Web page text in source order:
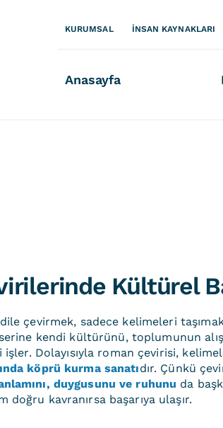
KURUMSAL İNSAN KAYNAKLARI
Anasayfa
Kültürel
çevirmek, sadece kelimeleri
kendi kültürünü, toplumunun
Dolayısıyla roman çevirisi,
köprü kurma sanatıdır. Çünkü
duygusunu ve ruhunu da
kavranırsa başarıya ulaşır.